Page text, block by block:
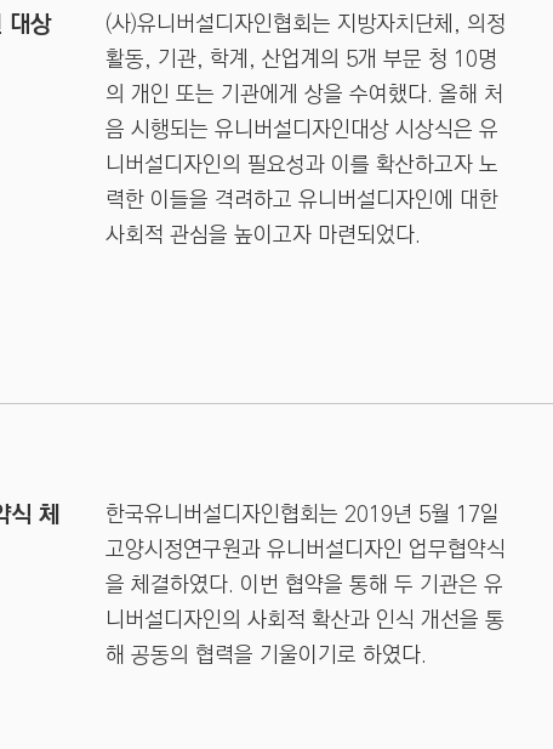
대상
(사)유니버설디자인협회는 지방자치단체, 의정
활동, 기관, 학계, 산업계의 5개 부문 청 10명
의 개인 또는 기관에게 상을 수여했다. 올해 처
음 시행되는 유니버설디자인대상 시상식은 유
니버설디자인의 필요성과 이를 확산하고자 노
력한 이들을 격려하고 유니버설디자인에 대한
사회적 관심을 높이고자 마련되었다.
식 체
한국유니버설디자인협회는 2019년 5월 17일
고양시정연구원과 유니버설디자인 업무협약식
을 체결하였다. 이번 협약을 통해 두 기관은 유
니버설디자인의 사회적 확산과 인식 개선을 통
해 공동의 협력을 기울이기로 하였다.